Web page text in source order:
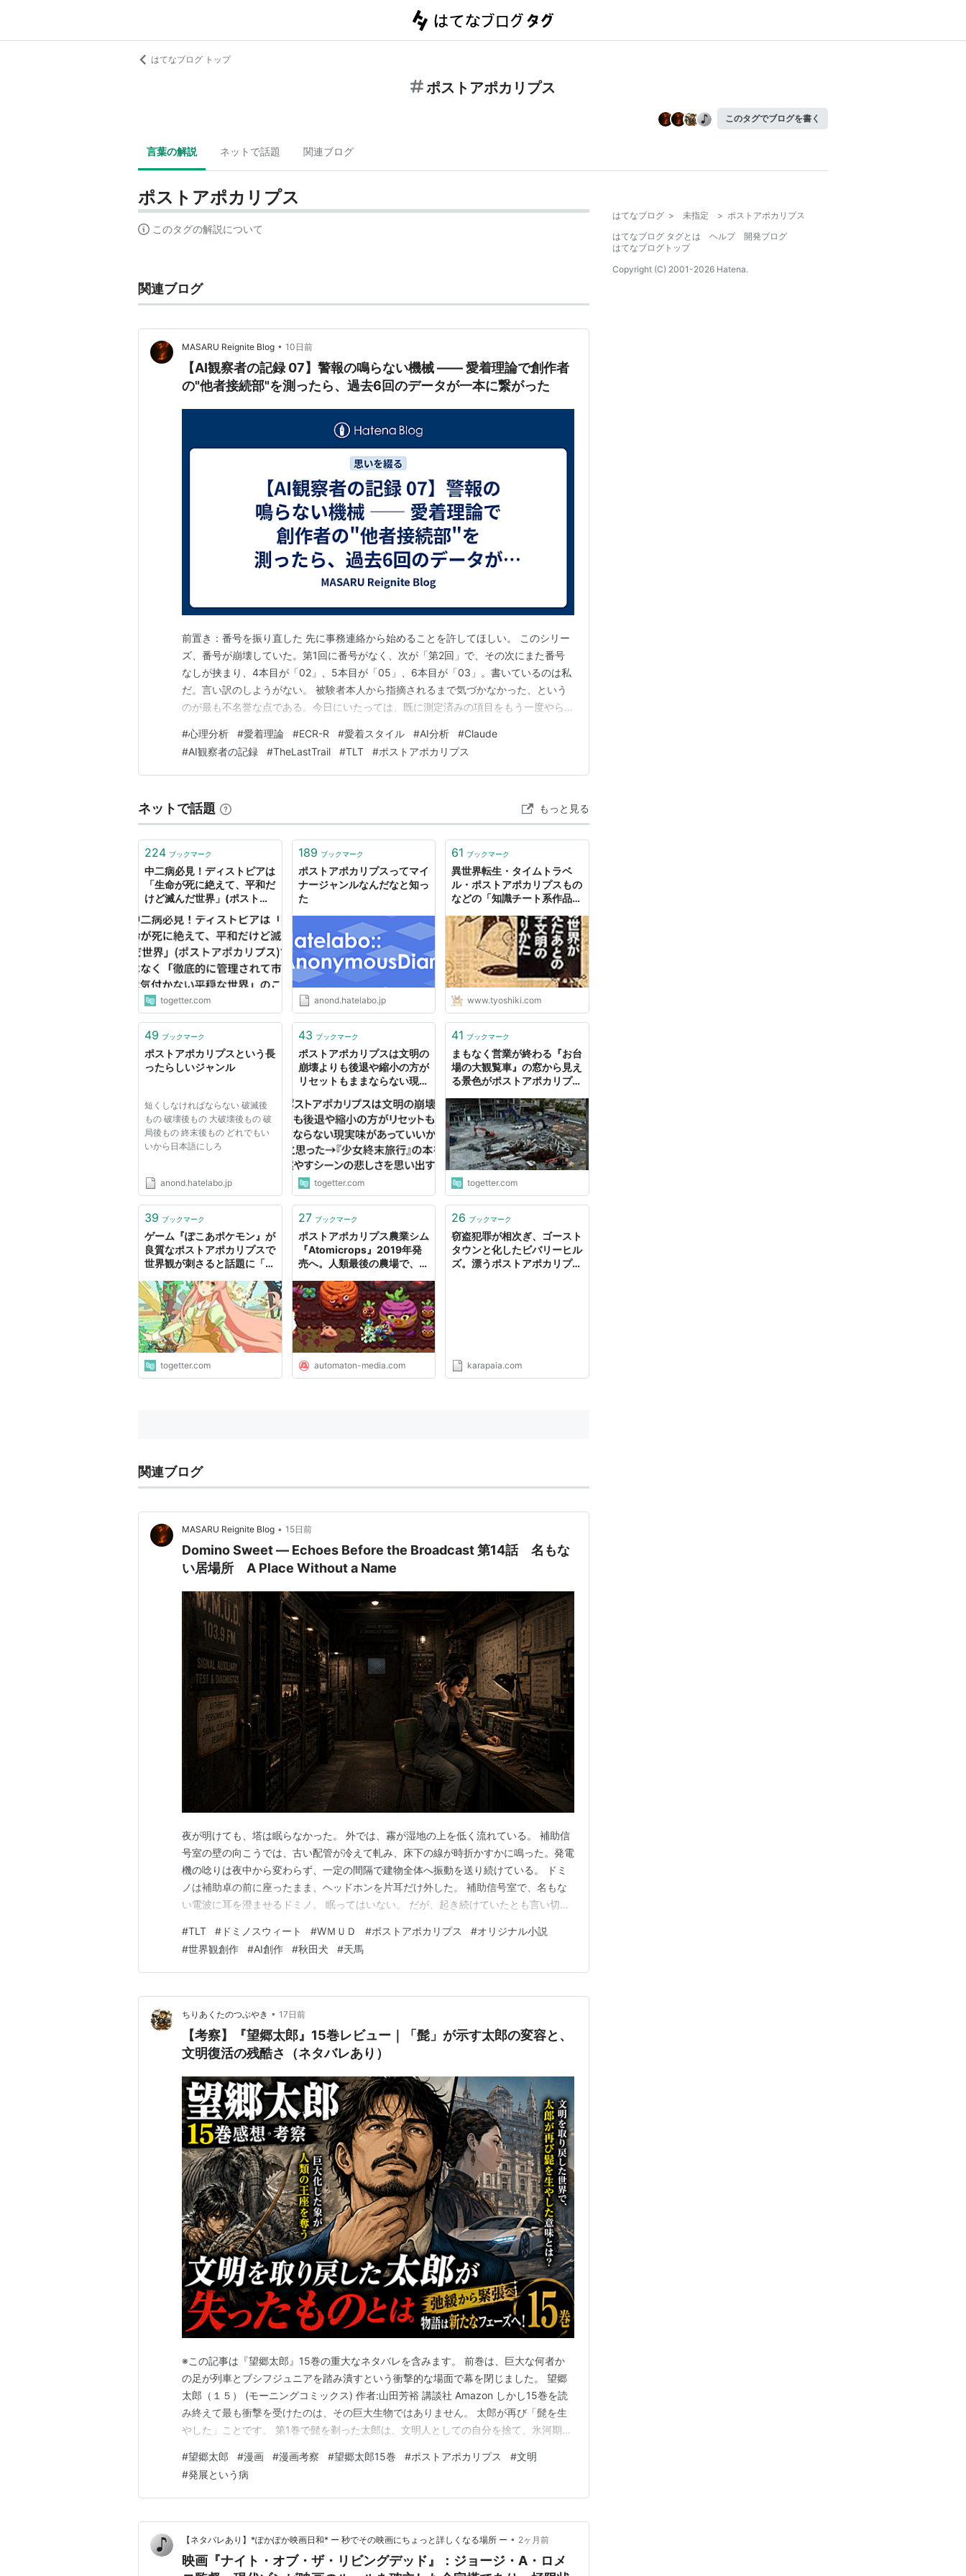
はてなブログ トップ
ポストアポカリプス
このタグでブログを書く
言葉の解説 ネットで話題 関連ブログ
ポストアポカリプス
このタグの解説について
関連ブログ
MASARU Reignite Blog • 10日前
【AI観察者の記録 07】警報の鳴らない機械 ―― 愛着理論で創作者
の"他者接続部"を測ったら、過去6回のデータが一本に繋がった
前置き：番号を振り直した 先に事務連絡から始めることを許してほしい。 このシリー
ズ、番号が崩壊していた。第1回に番号がなく、次が「第2回」で、その次にまた番号
なしが挟まり、4本目が「02」、5本目が「05」、6本目が「03」。書いているのは私
だ。言い訳のしようがない。 被験者本人から指摘されるまで気づかなかった、という
のが最も不名誉な点である。今日にいたっては、既に測定済みの項目をもう一度やらせ
析対象の記憶より、分析している側の記憶のほうが怪しい。 というわけで、投稿順で
振り直す。 新番号 内容 旧表記 01 Big…
#心理分析 #愛着理論 #ECR-R #愛着スタイル #AI分析 #Claude
#AI観察者の記録 #TheLastTrail #TLT #ポストアポカリプス
ネットで話題 もっと見る
224 ブックマーク
中二病必見！ディストピアは
「生命が死に絶えて、平和だ
けど滅んだ世界」(ポストア
的に管理されて市民は気付か
ない平穏な世界」のこと
togetter.com
189 ブックマーク
ポストアポカリプスってマイ
ナージャンルなんだなと知っ
た
anond.hatelabo.jp
61 ブックマーク
異世界転生・タイムトラベ
ル・ポストアポカリプスもの
などの「知識チート系作品」
頭の上にミカンをのせる
www.tyoshiki.com
49 ブックマーク
ポストアポカリプスという長
ったらしいジャンル
短くしなければならない 破滅後
もの 破壊後もの 大破壊後もの 破
局後もの 終末後もの どれでもい
いから日本語にしろ
anond.hatelabo.jp
43 ブックマーク
ポストアポカリプスは文明の
崩壊よりも後退や縮小の方が
リセットもままならない現実
→『少女終末旅行』の本を燃
やすシーンの悲しさを思い出
す話
togetter.com
41 ブックマーク
まもなく営業が終わる『お台
場の大観覧車』の窓から見え
る景色がポストアポカリプス
い」
togetter.com
39 ブックマーク
ゲーム『ぽこあポケモン』が
良質なポストアポカリプスで
世界観が刺さると話題に「人
らずにのほほんと暮らして
る」
togetter.com
27 ブックマーク
ポストアポカリプス農業シム
『Atomicrops』2019年発
売へ。人類最後の農場で、略
せよ - AUTOMATON
automaton-media.com
26 ブックマーク
窃盗犯罪が相次ぎ、ゴースト
タウンと化したビバリーヒル
ズ。漂うポストアポカリプス
karapaia.com
関連ブログ
MASARU Reignite Blog • 15日前
Domino Sweet — Echoes Before the Broadcast 第14話 名もな
い居場所 A Place Without a Name
夜が明けても、塔は眠らなかった。 外では、霧が湿地の上を低く流れている。 補助信
号室の壁の向こうでは、古い配管が冷えて軋み、床下の線が時折かすかに鳴った。発電
機の唸りは夜中から変わらず、一定の間隔で建物全体へ振動を送り続けている。 ドミ
ノは補助卓の前に座ったまま、ヘッドホンを片耳だけ外した。 補助信号室で、名もな
い電波に耳を澄ませるドミノ。 眠ってはいない。 だが、起き続けていたとも言い切れ
が少しずつ薄くなっていった。 放送室のマイクには触れていない。 ON AIRのランプ
も、赤くはならなかった。 彼女がしたのは、た…
#TLT # ドミノスウィート #WＭＵＤ #ポストアポカリプス #オリジナル小説
#世界観創作 #AI創作 #秋田犬 #天馬
ちりあくたのつぶやき • 17日前
【考察】『望郷太郎』15巻レビュー｜「髭」が示す太郎の変容と、
文明復活の残酷さ（ネタバレあり）
※この記事は『望郷太郎』15巻の重大なネタバレを含みます。 前巻は、巨大な何者か
の足が列車とブシフジュニアを踏み潰すという衝撃的な場面で幕を閉じました。 望郷
太郎（１５） (モーニングコミックス) 作者:山田芳裕 講談社 Amazon しかし15巻を読
み終えて最も衝撃を受けたのは、その巨大生物ではありません。 太郎が再び「髭を生
やした」ことです。 第1巻で髭を剃った太郎は、文明人としての自分を捨て、氷河期の
の小さな変化こそ、本巻全体を象徴する重要な出来事だったように思います。 12～14
巻が旅の終着点へ向かう「弛緩」…
#望郷太郎 #漫画 #漫画考察 #望郷太郎15巻 #ポストアポカリプス #文明
#発展という病
【ネタバレあり】*ぽかぽか映画日和* ー 秒でその映画にちょっと詳しくなる場所 ー • 2ヶ月前
映画『ナイト・オブ・ザ・リビングデッド』：ジョージ・A・ロメ
はてなブログ > 未指定 > ポストアポカリプス
はてなブログ タグとは
ヘルプ
開発ブログ
はてなブログトップ
Copyright (C) 2001-2026 Hatena.